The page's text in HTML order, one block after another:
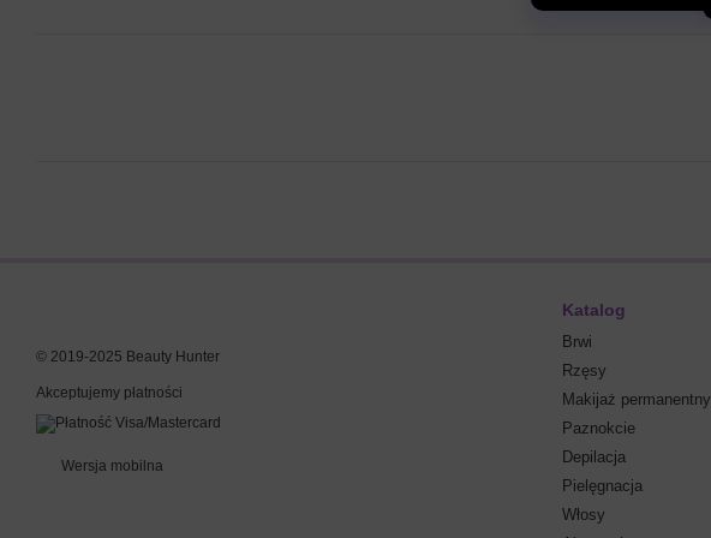
© 2019-2025 Beauty Hunter
Akceptujemy płatności
Wersja mobilna
Katalog
Brwi
Rzęsy
Makijaż permanentny
Paznokcie
Depilacja
Pielęgnacja
Włosy